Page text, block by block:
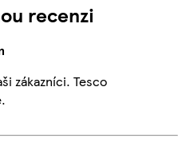
recenzi
zákazníci. Tesco